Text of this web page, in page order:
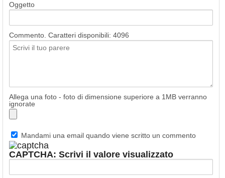
Oggetto
Commento. Caratteri disponibili: 4096
Allega una foto - foto di dimensione superiore a 1MB verranno
ignorate
Mandami una email quando viene scritto un commento
CAPTCHA: Scrivi il valore visualizzato